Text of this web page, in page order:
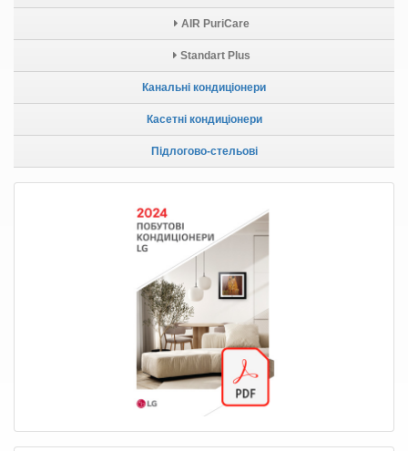
AIR PuriCare
Standart Plus
Канальні кондиціонери
Касетні кондиціонери
Підлогово-стельові